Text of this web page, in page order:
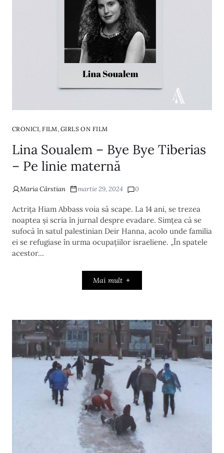
CRONICI,FILM, GIRLS ON FILM
Lina Soualem – Bye Bye Tiberias
– Pe linie maternă
Maria Cârstian martie 29, 2024 0
Actrița Hiam Abbass voia să scape. La 14 ani, se trezea
noaptea și scria în jurnal despre evadare. Simțea că se
sufocă în satul palestinian Deir Hanna, acolo unde familia
ei se refugiase în urma ocupațiilor israeliene. „În spatele
acestor…
Mai mult